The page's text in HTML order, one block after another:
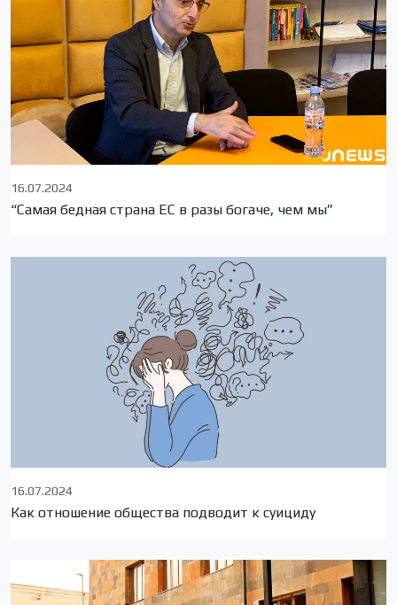
16.07.2024
“Самая бедная страна ЕС в разы богаче, чем мы”
16.07.2024
Как отношение общества подводит к суициду